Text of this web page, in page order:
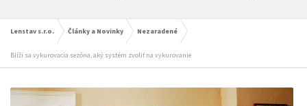
Lenstav s.r.o. Články a Novinky Nezaradené
Blíži sa vykurovacia sezóna, aký systém zvoliť na vykurovanie